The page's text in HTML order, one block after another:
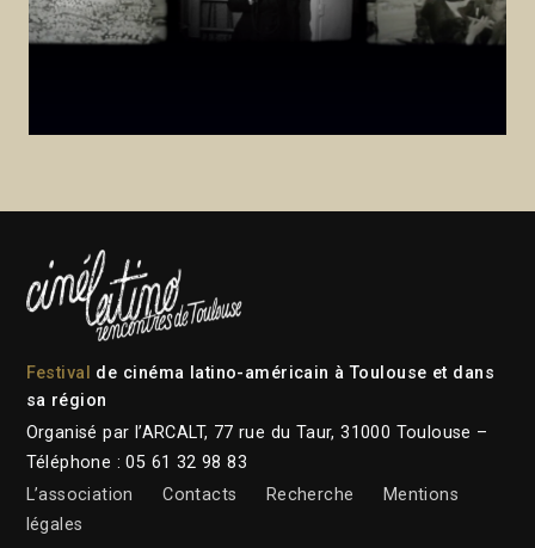
Festival
de cinéma latino-américain à Toulouse et dans
sa région
Organisé par l’ARCALT, 77 rue du Taur, 31000 Toulouse –
Téléphone : 05 61 32 98 83
L’association
Contacts Recherche
Mentions
légales